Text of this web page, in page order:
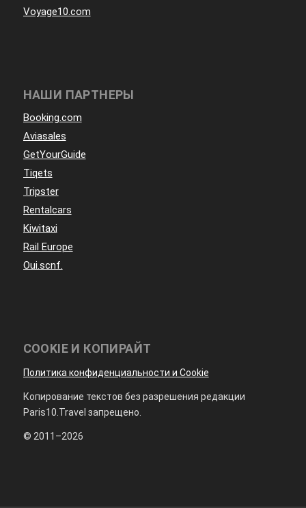
Voyage10.com
НАШИ ПАРТНЕРЫ
Booking.com
Aviasales
GetYourGuide
Tiqets
Tripster
Rentalcars
Kiwitaxi
Rail Europe
Oui.scnf.
COOKIE И КОПИРАЙТ
Политика конфиденциальности и Cookie
Копирование текстов без разрешения редакции
Paris10.Travel запрещено.
© 2011–2026